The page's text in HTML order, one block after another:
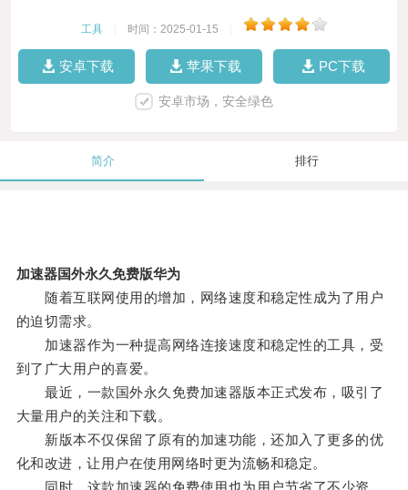
工具 时间：2025-01-15
安卓下载 苹果下载 PC下载
安卓市场，安全绿色
简介 排行
加速器国外永久免费版华为
随着互联网使用的增加，网络速度和稳定性成为了用户
的迫切需求。
加速器作为一种提高网络连接速度和稳定性的工具，受
到了广大用户的喜爱。
最近，一款国外永久免费加速器版本正式发布，吸引了
大量用户的关注和下载。
新版本不仅保留了原有的加速功能，还加入了更多的优
化和改进，让用户在使用网络时更为流畅和稳定。